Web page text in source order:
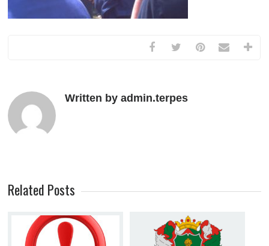
Written by admin.terpes
Related Posts